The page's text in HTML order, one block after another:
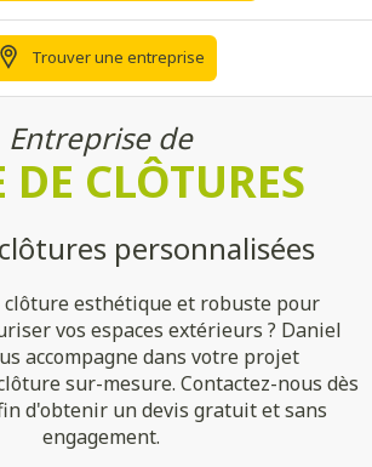
Trouver une entreprise
Entreprise de
DE CLÔTURES
personnalisées
clôture esthétique et robuste pour
vos espaces extérieurs ? Daniel
accompagne dans votre projet
sur-mesure. Contactez-nous dès
d'obtenir un devis gratuit et sans
engagement.